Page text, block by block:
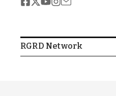
RGRD Network